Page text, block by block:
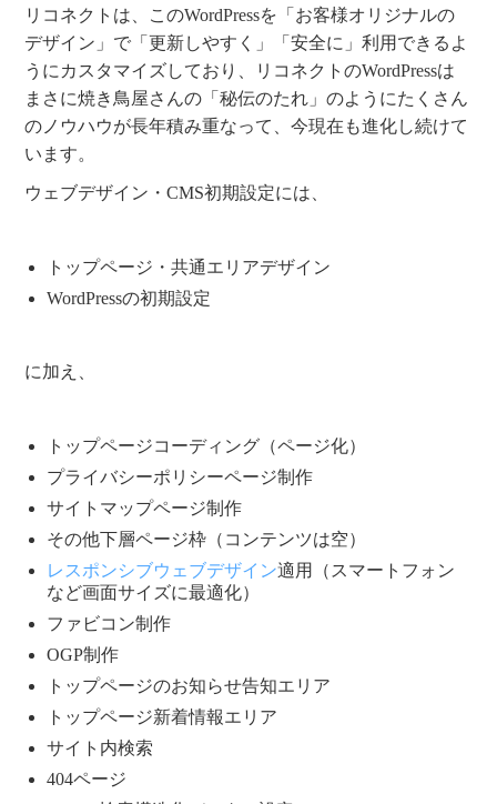
リコネクトは、このWordPressを「お客様オリジナルの
デザイン」で「更新しやすく」「安全に」利用できるよ
うにカスタマイズしており、リコネクトのWordPressは
まさに焼き鳥屋さんの「秘伝のたれ」のようにたくさん
のノウハウが長年積み重なって、今現在も進化し続けて
います。
ウェブデザイン・CMS初期設定には、
トップページ・共通エリアデザイン
WordPressの初期設定
に加え、
トップページコーディング（ページ化）
プライバシーポリシーページ制作
サイトマップページ制作
その他下層ページ枠（コンテンツは空）
レスポンシブウェブデザイン適用（スマートフォン
など画面サイズに最適化）
ファビコン制作
OGP制作
トップページのお知らせ告知エリア
トップページ新着情報エリア
サイト内検索
404ページ